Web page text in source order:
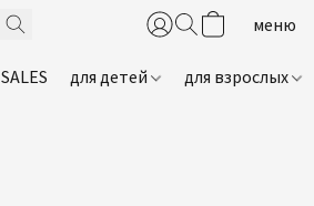
SALES для детей для взрослых